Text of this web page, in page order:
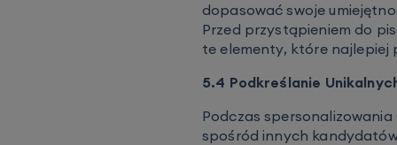
dopasować swoje
Przed przystąpieniem do
te elementy, które najlepiej
5.4 Podkreślanie
Podczas
spośród innych